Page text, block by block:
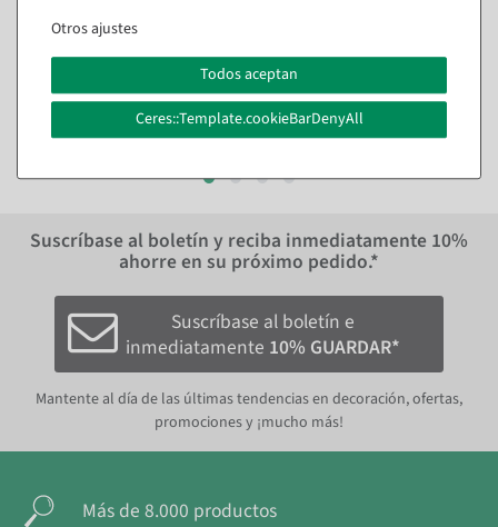
Disponible de inmediato
47,54 €
35,64 €
29,95 EUR más IVA
23,74 €
19,95 EUR más IVA
Suscríbase al boletín y reciba inmediatamente 10%
ahorre en su próximo pedido.*
Suscríbase al boletín e
inmediatamente 10% GUARDAR*
Mantente al día de las últimas tendencias en decoración, ofertas,
promociones y ¡mucho más!
Más de 8.000 productos
Otros ajustes
Todos aceptan
Ceres::Template.cookieBarDenyAll